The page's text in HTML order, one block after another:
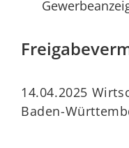
14.04.2025
Baden-